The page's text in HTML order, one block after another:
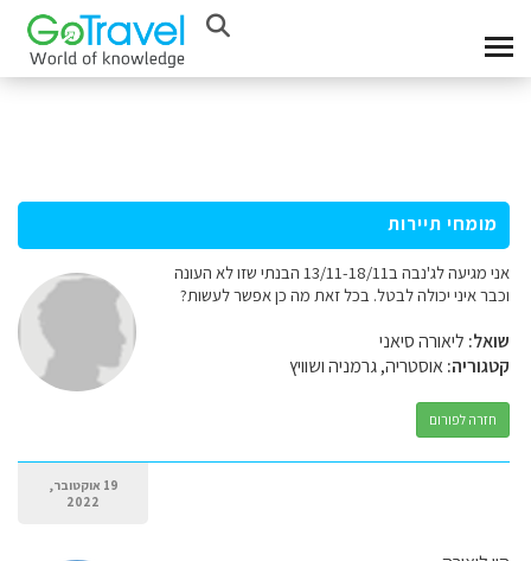
מומחי תיירות
אני מגיעה לג'נבה ב13/11-18/11 הבנתי שזו לא העונה
וכבר איני יכולה לבטל. בכל זאת מה כן אפשר לעשות?
שואל: ליאורה סיאני
קטגוריה:אוסטריה, גרמניה ושוויץ
חזרה לפורום
19 אוקטובר,
2022